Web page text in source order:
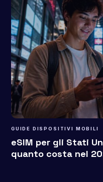
GUIDE DISPOSITIVI MOBILI
eSIM per gli Stati
quanto costa nel